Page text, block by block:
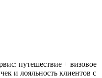
путешествие + визовое
и лояльность клиентов с